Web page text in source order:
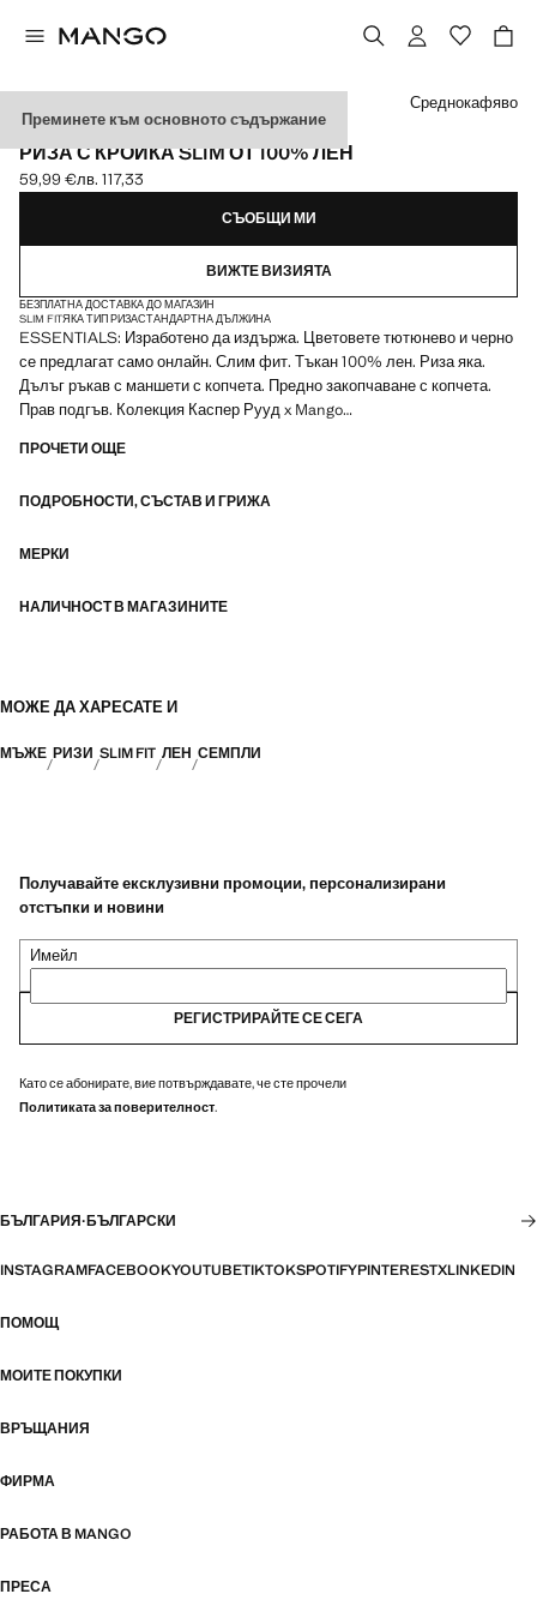
Преминете към основното съдържание
ESSENTIALS
РИЗА С КРОЙКА SLIM ОТ 100% ЛЕН
Текуща цена [59,99 € лв. 117,33]
59,99 €лв. 117,33
Изберете цвят
Среднокафяво
СЪОБЩИ МИ
ВИЖТЕ ВИЗИЯТА
БЕЗПЛАТНА ДОСТАВКА ДО МАГАЗИН
SLIM FITЯКА ТИП РИЗАСТАНДАРТНА ДЪЛЖИНА
ESSENTIALS: Изработено да издържа. Цветовете тютюнево и черно
се предлагат само онлайн. Слим фит. Тъкан 100% лен. Риза яка.
Дълъг ръкав с маншети с копчета. Предно закопчаване с копчета.
Прав подгъв. Колекция Каспер Рууд x Mango
ESSENTIALS: Създадени да издържат. Усилихме нашите
устойчивост на нашите дрехи. Дизайнирани с внимателно обмислена
ПРОЧЕТИ ОЩЕ
ПОДРОБНОСТИ, СЪСТАВ И ГРИЖА
МЕРКИ
НАЛИЧНОСТ В МАГАЗИНИТЕ
МОЖЕ ДА ХАРЕСАТЕ И
МЪЖЕ РИЗИ SLIM FIT ЛЕН СЕМПЛИ
Получавайте ексклузивни промоции, персонализирани
отстъпки и новини
Имейл
РЕГИСТРИРАЙТЕ СЕ СЕГА
Като се абонирате, вие потвърждавате, че сте прочели
Политиката за поверителност.
БЪЛГАРИЯ·БЪЛГАРСКИ
INSTAGRAMFACEBOOKYOUTUBETIKTOKSPOTIFYPINTERESTXLINKEDIN
ПОМОЩ
МОИТЕ ПОКУПКИ
ВРЪЩАНИЯ
ФИРМА
РАБОТА В MANGO
ПРЕСА